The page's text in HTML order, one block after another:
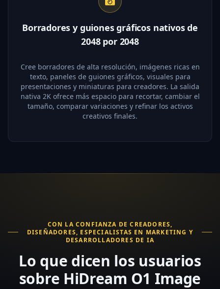
Borradores y guiones gráficos nativos de
2048 por 2048
Cree borradores de alta resolución, imágenes ricas en
texto, paneles de guiones gráficos, visuales para
presentaciones y miniaturas para creadores. La salida
nativa 2K ofrece más espacio para recortar, cambiar el
tamaño, comparar variaciones y refinar los activos
creativos finales.
CON LA CONFIANZA DE CREADORES,
DISEÑADORES, ESPECIALISTAS EN MARKETING Y
DESARROLLADORES DE IA
Lo que dicen los usuarios
sobre HiDream O1 Image